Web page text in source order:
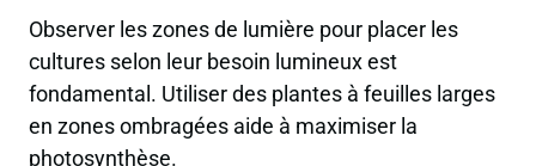
Observer les zones de lumière pour placer les
cultures selon leur besoin lumineux est
fondamental. Utiliser des plantes à feuilles larges
en zones ombragées aide à maximiser la
photosynthèse.